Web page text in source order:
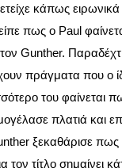
κάπως
πως ο Paul
Gunther.
πράγματα που ο
του
πλατιά και
ξεκαθάρισε πως
τον τίτλο σημαίνει